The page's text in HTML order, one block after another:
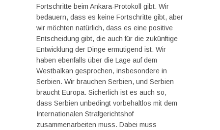
Fortschritte beim Ankara-Protokoll gibt. Wir
bedauern, dass es keine Fortschritte gibt, aber
wir möchten natürlich, dass es eine positive
Entscheidung gibt, die auch für die zukünftige
Entwicklung der Dinge ermutigend ist. Wir
haben ebenfalls über die Lage auf dem
Westbalkan gesprochen, insbesondere in
Serbien. Wir brauchen Serbien, und Serbien
braucht Europa. Sicherlich ist es auch so,
dass Serbien unbedingt vorbehaltlos mit dem
Internationalen Strafgerichtshof
zusammenarbeiten muss. Dabei muss